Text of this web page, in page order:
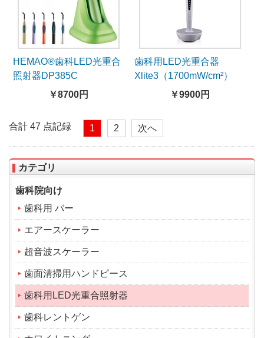
HEMAO®歯科LED光重合
照射器DP385C
￥8700円
歯科用LED光重合器
Xlite3（1700mW/cm²）
￥9900円
合計 47 点記録 1 2 次へ
カテゴリ
歯科院向け
歯科用 バー
エアースケーラー
超音波スケーラー
歯面清掃用ハンドピース
歯科用LED光重合照射器
歯科レントゲン